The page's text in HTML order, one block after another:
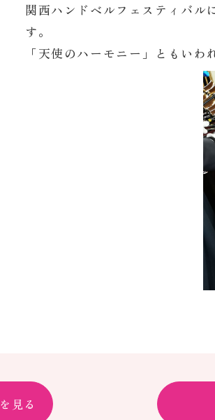
関西ハンドベルフェスティバ
す。
「天使のハーモニー」ともい
見る